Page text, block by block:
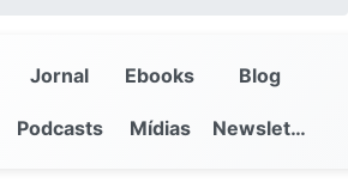
Jornal Ebooks Blog
Podcasts Mídias Newsletter